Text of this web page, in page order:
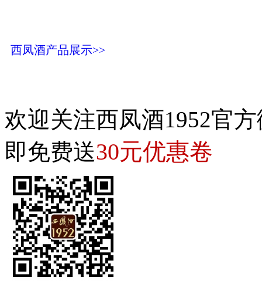
西凤酒产品展示>>
欢迎关注西凤酒1952官
即免费送30元优惠卷